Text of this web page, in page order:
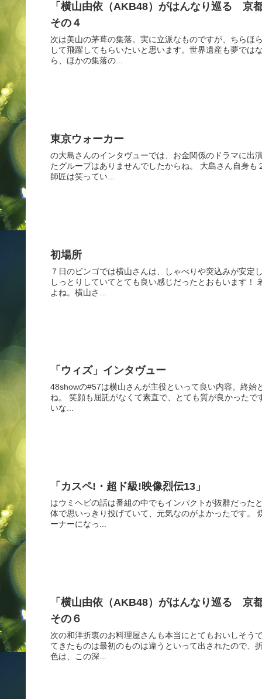
「横山由依（AKB48）がはんなり巡る 京
その４
次は美山の茅葺の集落。実に立派なものですが、ちらほ
して飛躍してもらいたいと思います。世界遺産も夢で
ら、ほかの集落の...
東京ウォーカー
の大島さんのインタヴューでは、お金関係のドラマに出
たグループはありませんでしたからね。 大島さん自身
師匠は笑ってい...
初場所
７日のビンゴでは横山さんは、しゃべりや突込みが安
しっとりしていてとても良い感じだったとおもいます
よね。横山さ...
「ウィズ」インタヴュー
48showの#57は横山さんが主役といって良い内容。終
ね。 笑顔も屈託がなくて素直で、とても質が良かった
いな...
「カスペ!・超ド級!映像烈伝13」
はウミヘビの話は番組の中でもインパクトが抜群だった
体で思いっきり投げていて、元気なのがよかったです。
ーナーになっ...
「横山由依（AKB48）がはんなり巡る 京
その６
次の和洋折衷のお料理屋さんも本当にとてもおいしそう
てきたものは最初のものは違うといって出されたので、
色は、この深...